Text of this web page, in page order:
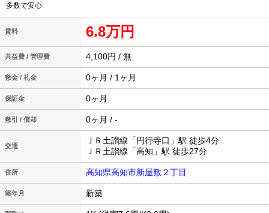
多数で安心
賃料 6.8万円
共益費 / 管理費 4,100円 / 無
敷金 / 礼金 0ヶ月 / 1ヶ月
保証金 0ヶ月
敷引 / 償却 0ヶ月 / -
交通
ＪＲ土讃線「円行寺口」駅 徒歩4分
ＪＲ土讃線「高知」駅 徒歩27分
住所 高知県高知市新屋敷２丁目
築年月 新築